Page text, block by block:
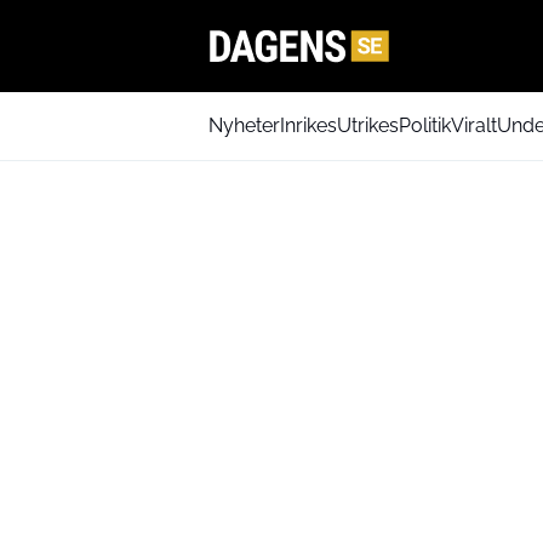
NyheterInrikesUtrikesPolitikViralt